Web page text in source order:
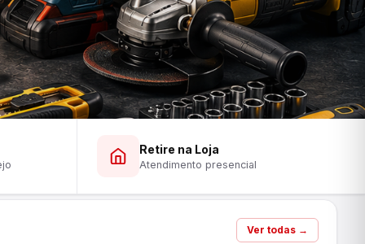
Retire na Loja
Atendimento presencial
Ver todas →